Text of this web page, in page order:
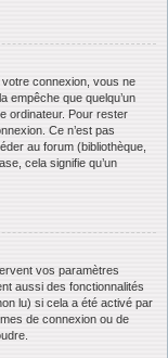
connexion, vous ne
empêche que quelqu’un
ordinateur. Pour rester
Ce n’est pas
au forum (bibliothèque,
cela signifie qu’un
vos paramètres
aussi des fonctionnalités
lu) si cela a été activé par
de connexion ou de